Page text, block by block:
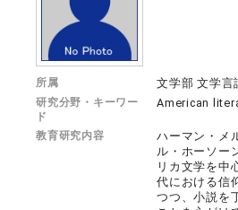
所属 文学部 文学言
研究分野・キーワー
ド
American
教育研究内容
ハーマン・メ
ル・ホーソー
リカ文学を中
代における信
つつ、小説を